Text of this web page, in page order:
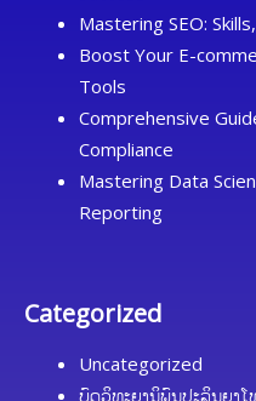
Mastering SEO:
Boost Your E-
Tools
Comprehensive
Compliance
Mastering Data
Reporting
Categorized
Uncategorized
ບົດວິທະຍານິພົນປະລິນຍາໂ